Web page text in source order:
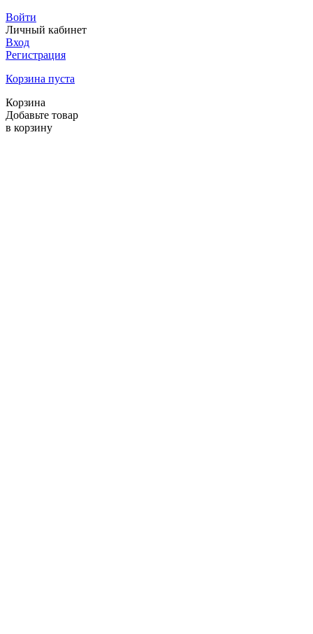
Войти
Личный кабинет
Вход
Регистрация
Корзина пуста
Корзина
Добавьте товар
в корзину